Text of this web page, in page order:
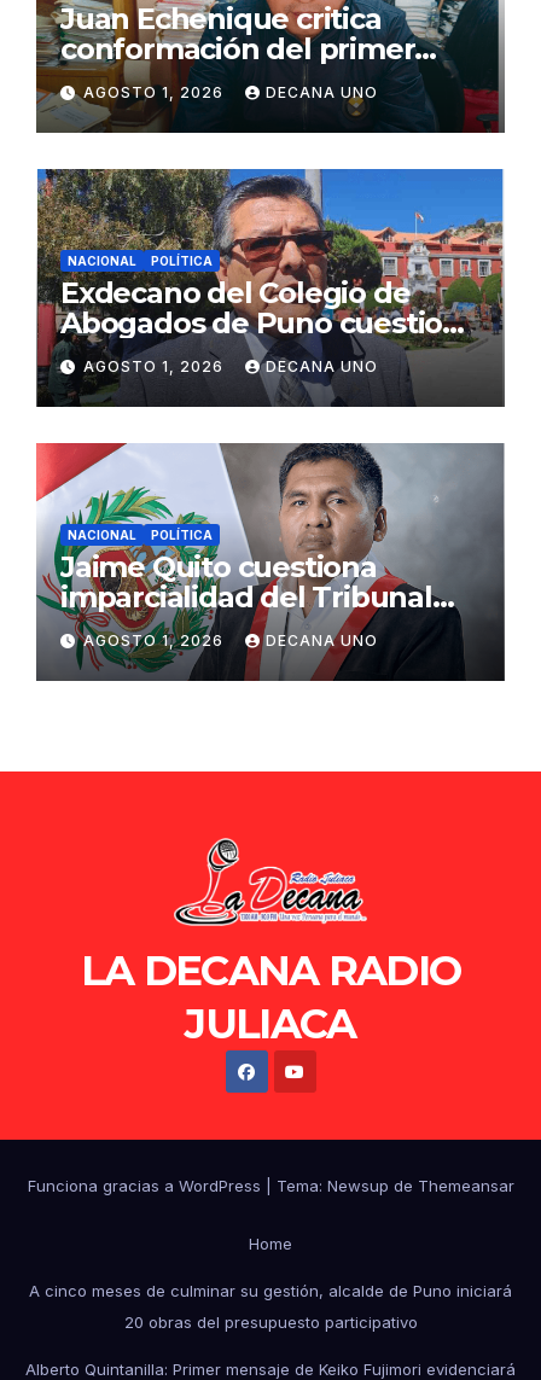
Juan Echenique critica
conformación del primer
gabinete ministerial de Keiko
Fujimori
AGOSTO 1, 2026 DECANA UNO
NACIONAL POLÍTICA
Exdecano del Colegio de
Abogados de Puno cuestiona
propuestas sobre seguridad
ciudadana
AGOSTO 1, 2026 DECANA UNO
NACIONAL POLÍTICA
Jaime Quito cuestiona
imparcialidad del Tribunal
Constitucional tras liberación
de Ollanta Humala
AGOSTO 1, 2026 DECANA UNO
LA DECANA RADIO
JULIACA
Funciona gracias a WordPress Tema: Newsup de Themeansar
Home
A cinco meses de culminar su gestión, alcalde de Puno iniciará
20 obras del presupuesto participativo
Alberto Quintanilla: Primer mensaje de Keiko Fujimori evidenciará